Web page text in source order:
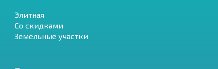
Элитная
Со скидками
Земельные участки